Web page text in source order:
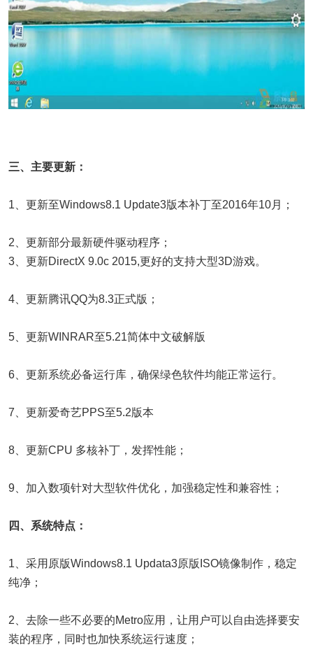
三、主要更新：
1、更新至Windows8.1 Update3版本补丁至2016年10月；
2、更新部分最新硬件驱动程序；
3、更新DirectX 9.0c 2015,更好的支持大型3D游戏。
4、更新腾讯QQ为8.3正式版；
5、更新WINRAR至5.21简体中文破解版
6、更新系统必备运行库，确保绿色软件均能正常运行。
7、更新爱奇艺PPS至5.2版本
8、更新CPU 多核补丁，发挥性能；
9、加入数项针对大型软件优化，加强稳定性和兼容性；
四、系统特点：
1、采用原版Windows8.1 Updata3原版ISO镜像制作，稳定
纯净；
2、去除一些不必要的Metro应用，让用户可以自由选择要安
装的程序，同时也加快系统运行速度；